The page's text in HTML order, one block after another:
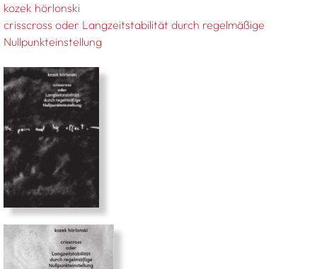
kozek hörlonski
crisscross oder Langzeitstabilität durch regelmäßige
Nullpunkteinstellung